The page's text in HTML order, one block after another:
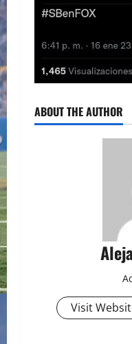
ABOUT THE AUTHOR
Visit